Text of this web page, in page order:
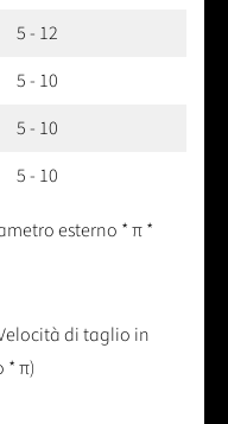
5 - 12
5 - 10
5 - 10
5 - 10
esterno * π *
di taglio in
* π)